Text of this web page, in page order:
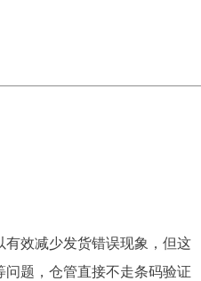
效减少发货错误现象，但这
题，仓管直接不走条码验证